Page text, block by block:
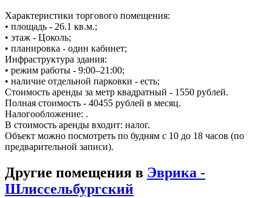
Характеристики торгового помещения:
• площадь - 26.1 кв.м.;
• этаж - Цоколь;
• планировка - один кабинет;
Инфраструктура здания:
• режим работы - 9:00–21:00;
• наличие отдельной парковки - есть;
Стоимость аренды за метр квадратный - 1550 рублей.
Полная стоимость - 40455 рублей в месяц.
Налогообложение: .
В стоимость аренды входит: налог.
Объект можно посмотреть по будням с 10 до 18 часов (по
предварительной записи).
Другие помещения в Эврика -
Шлиссельбургский